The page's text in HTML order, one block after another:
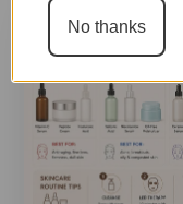
No thanks